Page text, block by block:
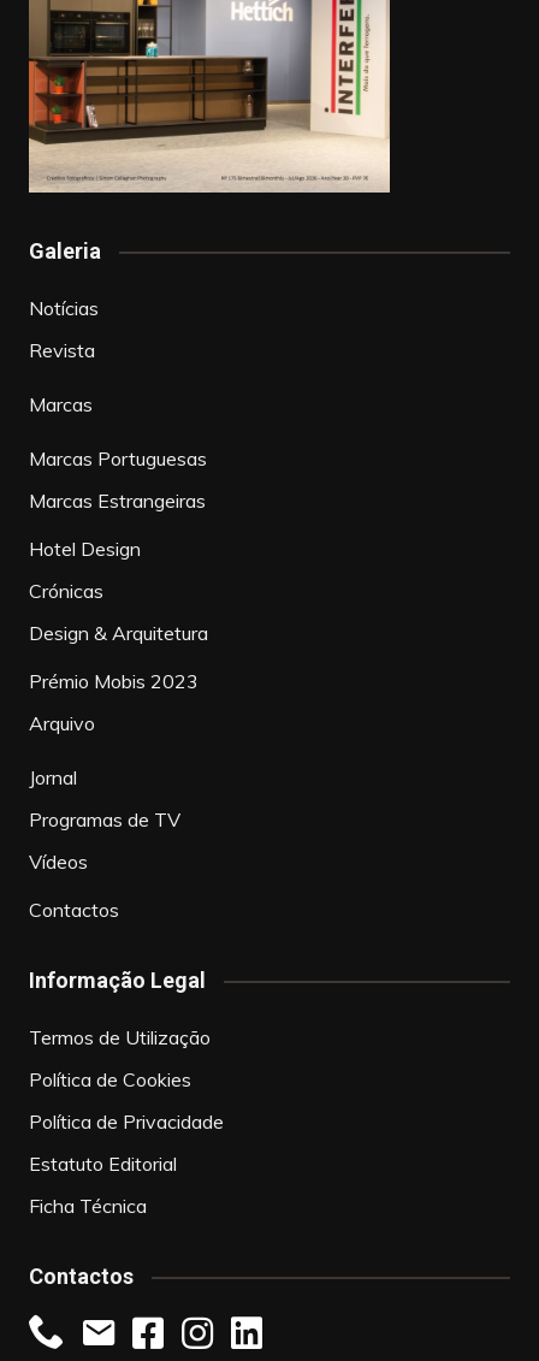
Galeria
Notícias
Revista
Marcas
Marcas Portuguesas
Marcas Estrangeiras
Hotel Design
Crónicas
Design & Arquitetura
Prémio Mobis 2023
Arquivo
Jornal
Programas de TV
Vídeos
Contactos
Informação Legal
Termos de Utilização
Política de Cookies
Política de Privacidade
Estatuto Editorial
Ficha Técnica
Contactos